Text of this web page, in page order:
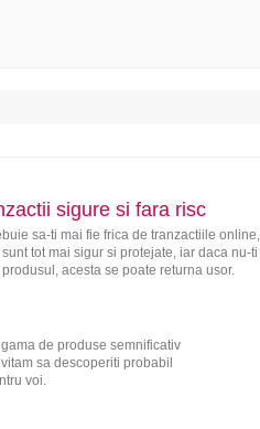
sigure si fara risc
sa-ti mai fie frica de tranzactiile online,
tot mai sigur si protejate, iar daca nu-ti
acesta se poate returna usor.
de produse semnificativ
sa descoperiti probabil
voi.